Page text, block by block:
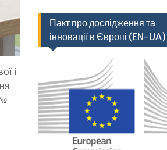
і
Пакт про дослідження та
інновації в Європі (EN-UA)